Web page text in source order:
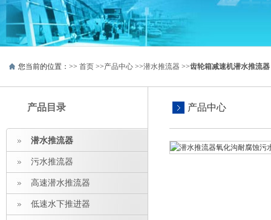
您当前的位置：>> 首页 >>产品中心 >>潜水推流器 >>齿轮箱减速机潜水推流器
产品目录
潜水推流器
污水推流器
高速潜水推流器
低速水下推进器
产品中心